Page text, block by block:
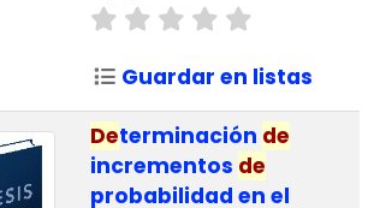
Guardar en listas
Determinación de
incrementos de
probabilidad en el